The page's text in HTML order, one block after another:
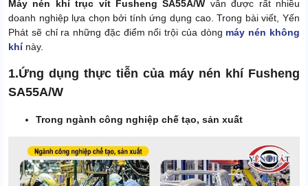
Máy nén khí trục vít Fusheng SA55A/W vẫn được rất nhiều
doanh nghiệp lựa chọn bởi tính ứng dụng cao. Trong bài viết, Yến
Phát sẽ chỉ ra những đặc điểm nổi trội của dòng máy nén không
khínày.
1.Ứng dụng thực tiễn của máy nén khí Fusheng
SA55A/W
Trong ngành công nghiệp chế tạo, sản xuất